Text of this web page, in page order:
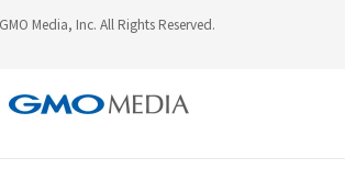
Media, Inc. All Rights Reserved.